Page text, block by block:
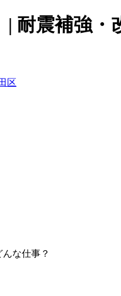
耐震補強
な仕事？